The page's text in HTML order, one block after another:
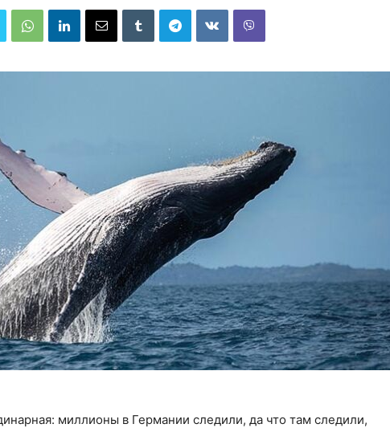
миллионы в Германии следили, да что там следили,